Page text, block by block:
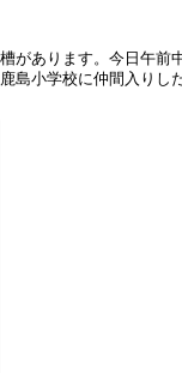
あります。今日午
小学校に仲間入りし